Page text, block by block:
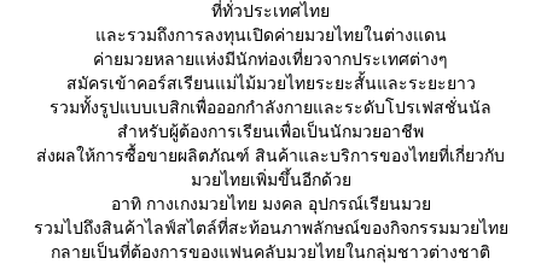
ที่ทั่วประเทศไท
ละรวมถึงการลงทุนเปิดค่ายมวยไทยในต่างแดน
ค่ายมวยหลายแห่งมีนักท่องเที่ยวจากประเทศต่างๆ
สมัครเข้าคอร์สเรียนแม่ไม้มวยไทยระยะสั้นและระยะยาว
รวมทั้งรูปแบบเบสิกเพื่อออกกำลังกายและระดับโปรเฟสชั่นนัล
สำหรับผู้ต้องการเรียนเพื่อเป็นนักมวยอาชีพ
ส่งผลให้การซื้อขายผลิตภัณฑ์ สินค้าและบริการของไทยที่เกี่ยวกับ
มวยไทยเพิ่มขึ้นอีกด้ว
อาทิ กางเกงมวยไทย มงคล อุปกรณ์เรียนมว
รวมไปถึงสินค้าไลฟ์สไตล์ที่สะท้อนภาพลักษณ์ของกิจกรรมมวยไท
กลายเป็นที่ต้องการของแฟนคลับมวยไทยในกลุ่มชาวต่างชาติ